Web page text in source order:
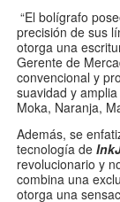
“El bolígrafo
precisión de sus
otorga una
Gerente de
convencional y
suavidad y
Moka, Naranja,
Además, se
tecnología de
revolucionario y
combina una
otorga una